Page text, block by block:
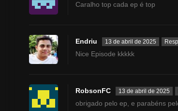
Caralho top cada ep é top
Endriu 13 de abril de 2025
Nice Episode kkkkk
RobsonFC 13 de abril de 2025
obrigado pelo ep, e parabéns